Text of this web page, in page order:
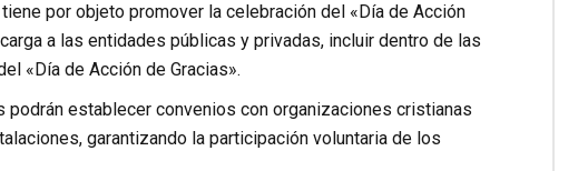
por objeto promover la celebración del «Día de Acción
a las entidades públicas y privadas, incluir dentro de las
«Día de Acción de Gracias».
establecer convenios con organizaciones cristianas
garantizando la participación voluntaria de los